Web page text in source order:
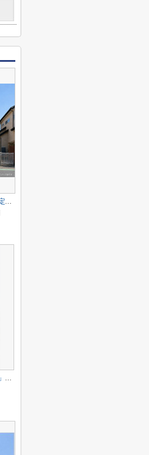
建築条件付き アパート用地 想定利回り6.3％
中古アパート 総武本線「東千葉」 徒歩10分 表面6.76％